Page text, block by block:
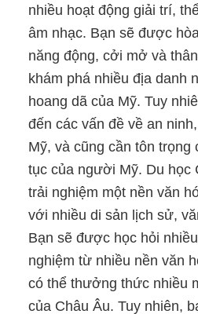
nhiều hoạt động giải trí,
âm nhạc. Bạn sẽ được
năng động, cởi mở và
khám phá nhiều địa danh
hoang dã của Mỹ. Tuy
đến các vấn đề về an
Mỹ, và cũng cần tôn trọng
tục của người Mỹ. Du học
trải nghiệm một nền văn
với nhiều di sản lịch sử,
Bạn sẽ được học hỏi
nghiệm từ nhiều nền văn
có thể thưởng thức nhiều
của Châu Âu. Tuy nhiên,